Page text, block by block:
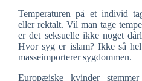
Temperaturen på et individ
eller rektalt. Vil man tage
er det seksuelle ikke noget
Hvor syg er islam? Ikke så
masseimporterer sygdommen.
Europæiske kvinder